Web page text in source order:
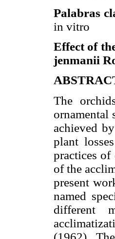
Palabras
in vitro
Effect of
jenmanii
The
ornamental
achieved
plant
practices of
of the
present
named
different